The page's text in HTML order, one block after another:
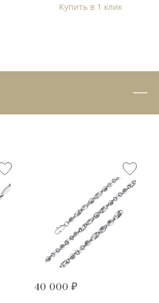
Купить в 1 клик
40 000 ₽